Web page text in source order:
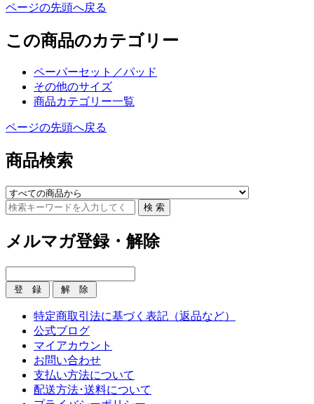
ページの先頭へ戻る
この商品のカテゴリー
ペーパーセット／パッド
その他のサイズ
商品カテゴリー一覧
ページの先頭へ戻る
商品検索
メルマガ登録・解除
特定商取引法に基づく表記（返品など）
公式ブログ
マイアカウント
お問い合わせ
支払い方法について
配送方法･送料について